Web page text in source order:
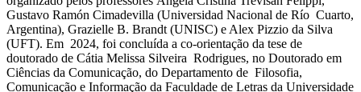
Gustavo Ramón Cimadevilla (Universidad Nacional de Río Cuarto,
Argentina), Grazielle B. Brandt (UNISC) e Alex Pizzio da Silva
(UFT). Em 2024, foi concluída a co-orientação da tese de
doutorado de Cátia Melissa Silveira Rodrigues, no Doutorado em
Ciências da Comunicação, do Departamento de Filosofia,
Comunicação e Informação da Faculdade de Letras da Universidade